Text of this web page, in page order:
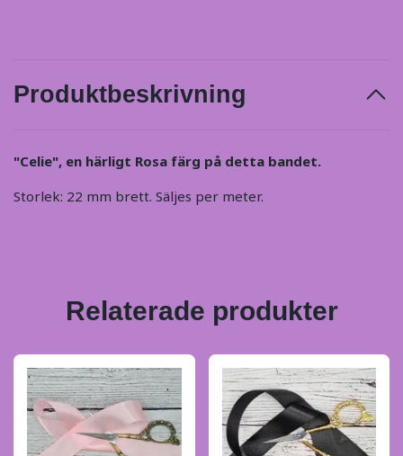
Produktbeskrivning
"Celie", en härligt Rosa färg på detta bandet.
Storlek: 22 mm brett. Säljes per meter.
Relaterade produkter